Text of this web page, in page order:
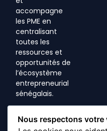
accompagne
les PME en
centralisant
toutes les
ressources et
opportunités de
l’écosystème
entrepreneurial
sénégalais.
+221 33 869 70
70
Nous respectons votre